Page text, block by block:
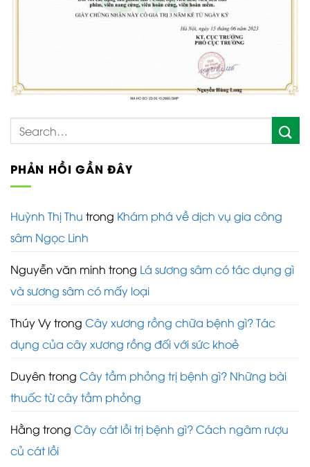
PHẢN HỒI GẦN ĐÂY
Huỳnh Thị Thu trong Khám phá về dịch vụ gia công
sâm Ngọc Linh
Nguyễn văn minh trong Lá sương sâm có tác dụng gì
và sương sâm có mấy loại
Thúy Vytrong Cây xương rồng chữa bệnh gì? Tác
dụng của cây xương rồng đối với sức khoẻ
Duyên trong Cây tầm phỏng trị bệnh gì? Những bài
thuốc từ cây tầm phỏng
Hằng trong Cây cát lồi trị bệnh gì? Cách ngâm rượu
củ cát lồi